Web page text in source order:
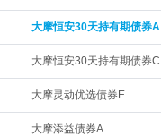
大摩恒安30天持有期债券A
大摩恒安30天持有期债券C
大摩灵动优选债券E
大摩添益债券A